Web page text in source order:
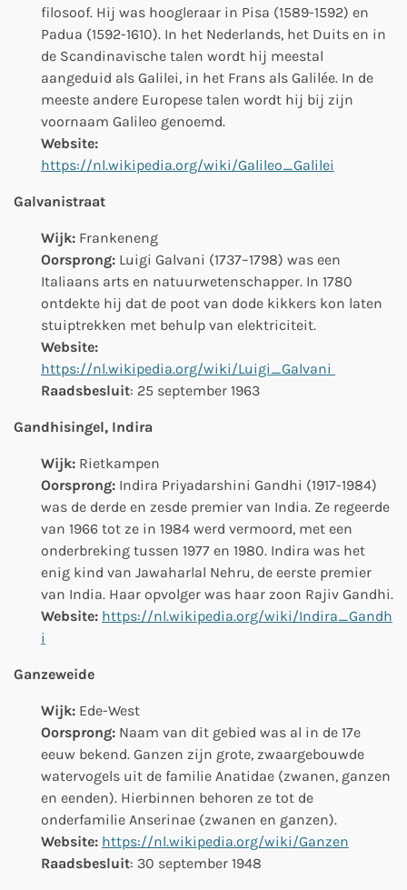
filosoof. Hij was hoogleraar in Pisa (1589-1592) en
Padua (1592-1610). In het Nederlands, het Duits en in
de Scandinavische talen wordt hij meestal
aangeduid als Galilei, in het Frans als Galilée. In de
meeste andere Europese talen wordt hij bij zijn
voornaam Galileo genoemd.
Website:
https://nl.wikipedia.org/wiki/Galileo_Galilei
Galvanistraat
Wijk: Frankeneng
Oorsprong: Luigi Galvani (1737–1798) was een
Italiaans arts en natuurwetenschapper. In 1780
ontdekte hij dat de poot van dode kikkers kon laten
stuiptrekken met behulp van elektriciteit.
Website:
https://nl.wikipedia.org/wiki/Luigi_Galvani
Raadsbesluit: 25 september 1963
Gandhisingel, Indira
Wijk: Rietkampen
Oorsprong: Indira Priyadarshini Gandhi (1917-1984)
was de derde en zesde premier van India. Ze regeerde
van 1966 tot ze in 1984 werd vermoord, met een
onderbreking tussen 1977 en 1980. Indira was het
enig kind van Jawaharlal Nehru, de eerste premier
van India. Haar opvolger was haar zoon Rajiv Gandhi.
Website: https://nl.wikipedia.org/wiki/Indira_Gandh
i
Ganzeweide
Wijk: Ede-West
Oorsprong: Naam van dit gebied was al in de 17e
eeuw bekend. Ganzen zijn grote, zwaargebouwde
watervogels uit de familie Anatidae (zwanen, ganzen
en eenden). Hierbinnen behoren ze tot de
onderfamilie Anserinae (zwanen en ganzen).
Website: https://nl.wikipedia.org/wiki/Ganzen
Raadsbesluit: 30 september 1948